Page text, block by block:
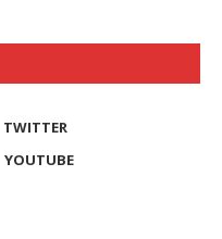
TWITTER
YOUTUBE